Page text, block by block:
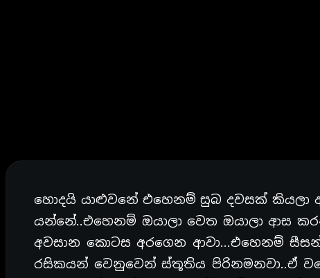
හොදයි යාළුවනේ එහෙනම් සුබ දවසක්
යන්නේ..එහෙනම් ඔයාලා වෙත ඔයාලා ආස
අවසාන කොටස අරගෙන ආවා…එහෙනම්
රසිකයන් වෙනුවෙන් ස්තූතිය පිරිනමනවා..ඒ